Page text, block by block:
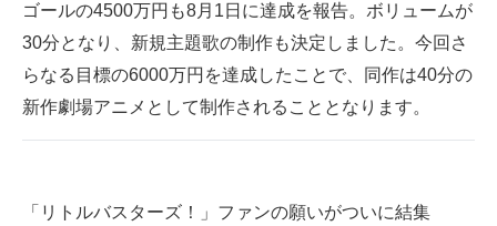
ゴールの4500万円も8月1日に達成を報告。ボリュームが
30分となり、新規主題歌の制作も決定しました。今回さ
らなる目標の6000万円を達成したことで、同作は40分の
新作劇場アニメとして制作されることとなります。
「リトルバスターズ！」ファンの願いがついに結集